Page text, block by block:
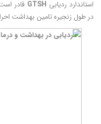
استاندارد ردیابی GTSH قادر
در طول زنجیره تامین بهداشت